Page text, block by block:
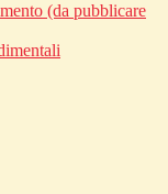
(da pubblicare